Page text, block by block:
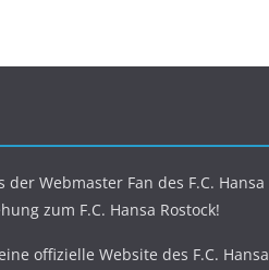
Webmaster Fan des F.C. Hansa
zum F.C. Hansa Rostock!
offizielle Website des F.C. Hansa